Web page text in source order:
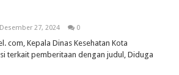
Desember 27, 2024 0
com, Kepala Dinas Kesehatan Kota
terkait pemberitaan dengan judul, Diduga